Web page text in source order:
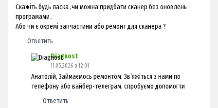
Скажіть будь ласка ,чи можна придбати сканер без оновлень
програмами .
Або чи є окремі запчастини або ремонт для сканера ?
Ответить
Diagnost
11.05.2026 в 12:01
Анатолій, Займаємось ремонтом. Звʼяжіться з нами по
телефону або вайбер-телеграм, спробуємо допомогти
Ответить